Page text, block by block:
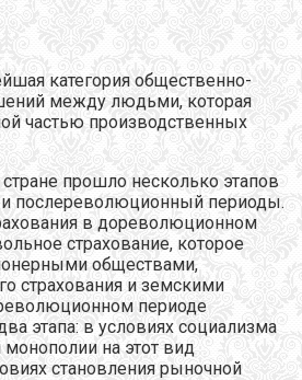
категория общественно-
между людьми, которая
частью производственных
прошло несколько этапов
послереволюционный периоды.
в дореволюционном
страхование, которое
обществами,
страхования и земскими
периоде
этапа: в условиях социализма
монополии на этот вид
становления рыночной